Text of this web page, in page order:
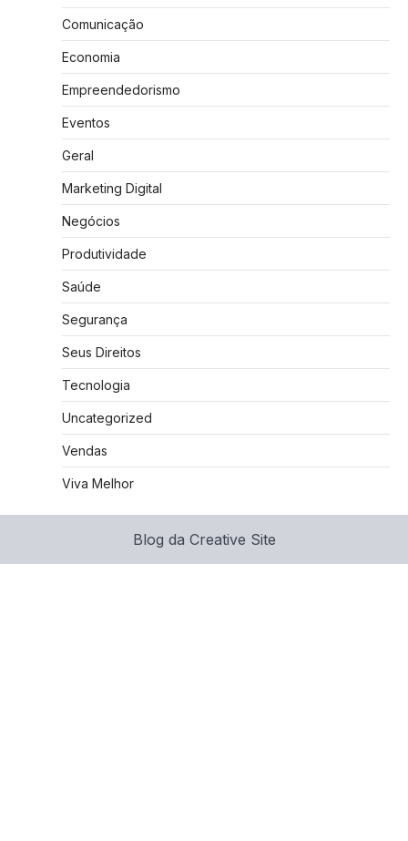
Comunicação
Economia
Empreendedorismo
Eventos
Geral
Marketing Digital
Negócios
Produtividade
Saúde
Segurança
Seus Direitos
Tecnologia
Uncategorized
Vendas
Viva Melhor
Blog da Creative Site